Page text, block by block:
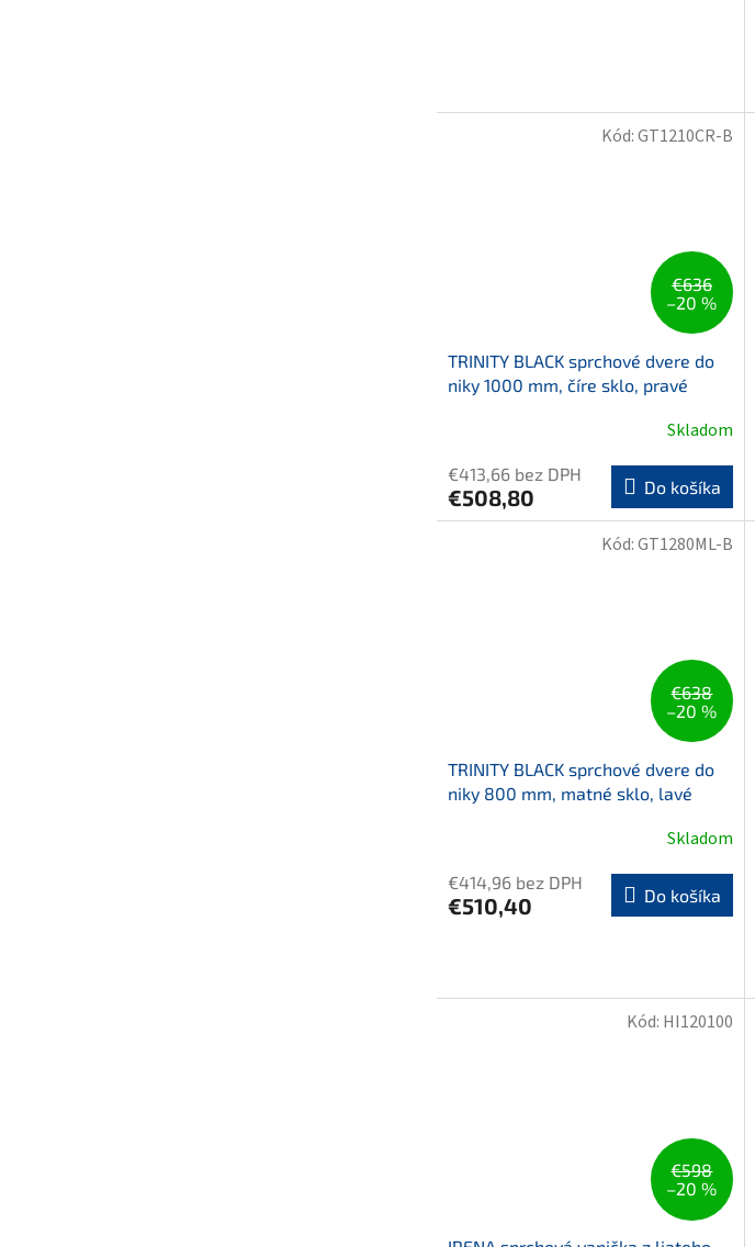
€636
–20 %
TRINITY BLACK sprchové dvere do
niky 1000 mm, číre sklo, pravé
Skladom
€413,66 bez DPH
€508,80 Do košíka
Kód:GT1210CR-B
€638
–20 %
TRINITY BLACK sprchové dvere do
niky 800 mm, matné sklo, lavé
Skladom
€414,96 bez DPH
€510,40 Do košíka
Kód:GT1280ML-B
€598
–20 %
Kód: HI120100